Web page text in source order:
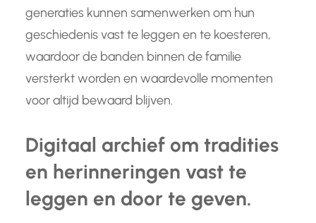
generaties kunnen samenwerken om hun
geschiedenis vast te leggen en te koesteren,
waardoor de banden binnen de familie
versterkt worden en waardevolle momenten
voor altijd bewaard blijven.
Digitaal archief om tradities
en herinneringen vast te
leggen en door te geven.